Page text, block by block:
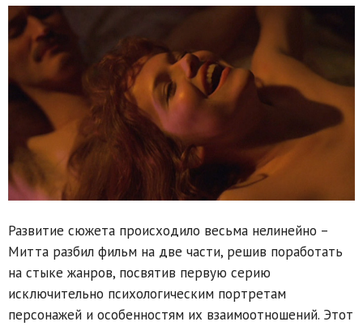
Развитие сюжета происходило весьма нелинейно –
Митта разбил фильм на две части, решив поработать
на стыке жанров, посвятив первую серию
исключительно психологическим портретам
персонажей и особенностям их взаимоотношений. Этот